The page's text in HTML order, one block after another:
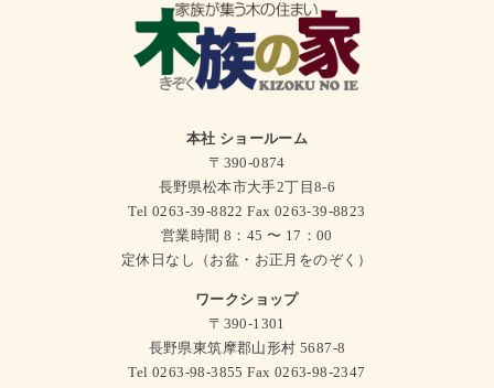
本社 ショールーム
〒390-0874
長野県松本市大手2丁目8-6
Tel 0263-39-8822 Fax 0263-39-8823
営業時間 8：45 〜 17：00
定休日なし（お盆・お正月をのぞく）
ワークショップ
〒390-1301
長野県東筑摩郡山形村 5687-8
Tel 0263-98-3855 Fax 0263-98-2347